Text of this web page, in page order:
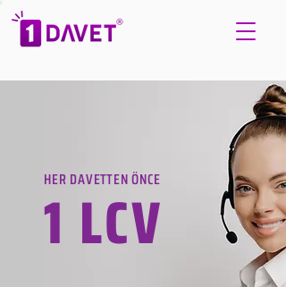
HER DAVETTEN ÖNCE
1 LCV